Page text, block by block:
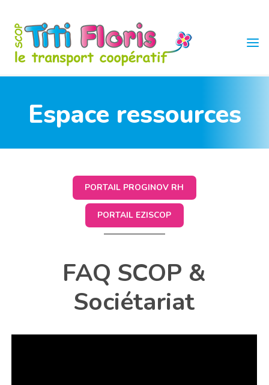
content
TITI
FLORIS
Espace ressources
PORTAIL PROGINOV RH
PORTAIL EZISCOP
FAQ SCOP &
Sociétariat